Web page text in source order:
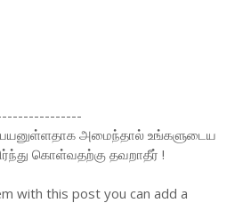
பயனுள்ளதாக அமைந்தால் உங்களுடைய
கொள்வதற்கு தவறாதீர் !
with this post you can add a